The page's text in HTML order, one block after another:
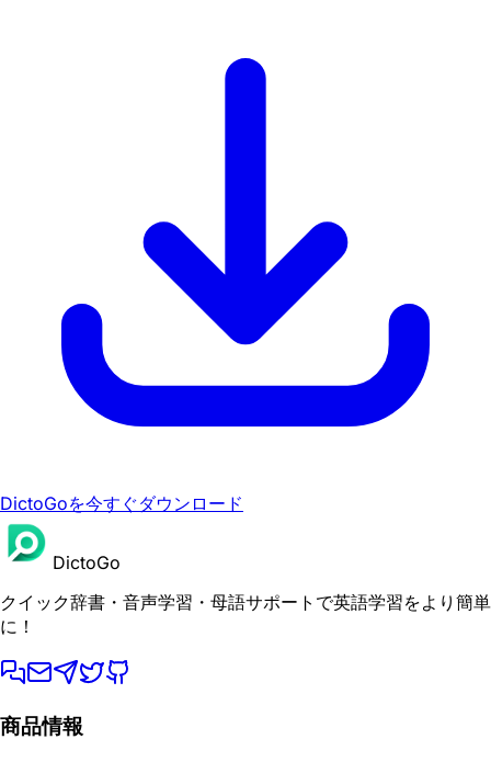
DictoGoを今すぐダウンロード
DictoGo
クイック辞書・音声学習・母語サポートで英語学習をより簡単
に！
商品情報